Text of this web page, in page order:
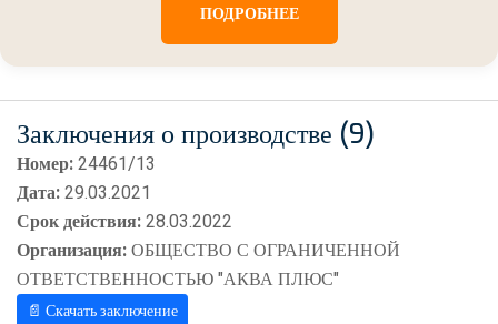
ПОДРОБНЕЕ
Заключения о производстве (9)
Номер:24461/13
Дата:29.03.2021
Срок действия:28.03.2022
Организация:ОБЩЕСТВО С ОГРАНИЧЕННОЙ
ОТВЕТСТВЕННОСТЬЮ "АКВА ПЛЮС"
📄 Скачать заключение